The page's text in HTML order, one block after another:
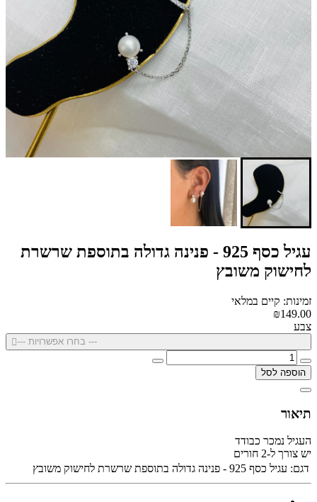
עגיל כסף 925 - פנינה גדולה בתוספת שרשרת
לחישוק משובץ
זמינות: קיים במלאי
₪149.00
צבע
--- בחרו אפשרויות ---
הוספה לסל
תיאור
העגיל נמכר כבודד
יש צורך ל-2 חורים
דגם: עגיל כסף 925 - פנינה גדולה בתוספת שרשרת לחישוק משובץ